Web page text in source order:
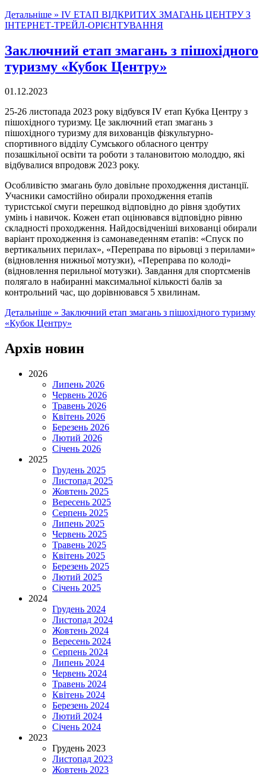
Детальніше » ІV ЕТАП ВІДКРИТИХ ЗМАГАНЬ ЦЕНТРУ З
ІНТЕРНЕТ-ТРЕЙЛ-ОРІЄНТУВАННЯ
Заключний етап змагань з пішохідного
туризму «Кубок Центру»
01.12.2023
25-26 листопада 2023 року відбувся ІV етап Кубка Центру з
пішохідного туризму. Це заключний етап змагань з
пішохідного туризму для вихованців фізкультурно-
спортивного відділу Сумського обласного центру
позашкільної освіти та роботи з талановитою молоддю, які
відбувалися впродовж 2023 року.
Особливістю змагань було довільне проходження дистанції.
Учасники самостійно обирали проходження етапів
туристської смуги перешкод відповідно до рівня здобутих
умінь і навичок. Кожен етап оцінювався відповідно рівню
складності проходження. Найдосвідченіші вихованці обирали
варіант проходження із самонаведенням етапів: «Спуск по
вертикальних перилах», «Переправа по вірьовці з перилами»
(відновлення нижньої мотузки), «Переправа по колоді»
(відновлення перильної мотузки). Завдання для спортсменів
полягало в набиранні максимальної кількості балів за
контрольний час, що дорівнювався 5 хвилинам.
Детальніше » Заключний етап змагань з пішохідного туризму
«Кубок Центру»
Архів новин
2026
Липень 2026
Червень 2026
Травень 2026
Квітень 2026
Березень 2026
Лютий 2026
Січень 2026
2025
Грудень 2025
Листопад 2025
Жовтень 2025
Вересень 2025
Серпень 2025
Липень 2025
Червень 2025
Травень 2025
Квітень 2025
Березень 2025
Лютий 2025
Січень 2025
2024
Грудень 2024
Листопад 2024
Жовтень 2024
Вересень 2024
Серпень 2024
Липень 2024
Червень 2024
Травень 2024
Квітень 2024
Березень 2024
Лютий 2024
Січень 2024
2023
Грудень 2023
Листопад 2023
Жовтень 2023